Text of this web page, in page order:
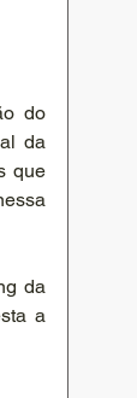
do
da
que
da
a